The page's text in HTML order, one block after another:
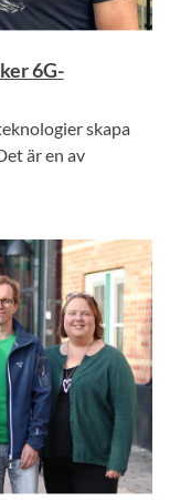
6G-
skapa
är en av